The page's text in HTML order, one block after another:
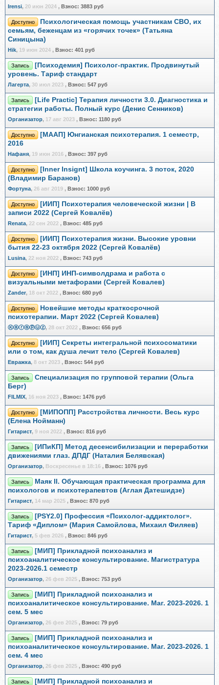
Irensi, 20 июн 2024 , Взнос: 3883 руб
Доступно
Психологическая помощь участникам СВО, их
семьям, беженцам из «горячих точек» (Татьяна
Синицына)
Hik, 19 июн 2024 , Взнос: 401 руб
Запись
[Психодемия] Психолог-практик. Продвинутый
уровень. Тариф стандарт
Лагерта, 30 июл 2023 , Взнос: 547 руб
Запись
[Life Practic] Терапия личности 3.0. Диагностика и
стратегии работы. Полный курс (Денис Сенников)
Организатор, 17 авг 2023 , Взнос: 1180 руб
Доступно
[МААП] Юнгианская психотерапия. 1 семестр,
2016
Нафаня, 19 июн 2016 , Взнос: 397 руб
Доступно
[Inner Insignt] Школа коучинга. 3 поток, 2020
(Владимир Баранов)
Фортуна, 26 авг 2019 , Взнос: 1000 руб
Доступно
[ИИП] Психотерапия человеческой жизни | В
записи 2022 (Сергей Ковалёв)
Renata, 22 сен 2022 , Взнос: 485 руб
Доступно
[ИИП] Психотерапия жизни. Высокие уровни
бытия 22-23 октября 2022 (Сергей Ковалёв)
Lusina, 22 ноя 2022 , Взнос: 743 руб
Доступно
[ИНП] ИНП-символдрама и работа с
визуальными метафорами (Сергей Ковалев)
Zander, 18 окт 2022 , Взнос: 680 руб
Доступно
Новейшие методы краткосрочной
психотерапии. Март 2022 (Сергей Ковалев)
Ⓚⓐⓡⓐⓟⓤⓩ, 28 окт 2022 , Взнос: 656 руб
Доступно
[ИИП] Секреты интегральной психосоматики
или о том, как душа лечит тело (Сергей Ковалев)
Евражкa, 8 окт 2023 , Взнос: 544 руб
Запись
Специализация по групповой терапии (Ольга
Берг)
FILMIX, 16 ноя 2023 , Взнос: 1476 руб
Доступно
[МИПОПП] Расстройства личности. Весь курс
(Елена Нойманн)
Гитарист, 9 ноя 2022 , Взнос: 816 руб
Запись
[ИПиКП] Метод десенсибилизации и переработки
движениями глаз. ДПДГ (Наталия Белявская)
Организатор, Воскресенье в 18:16 , Взнос: 1076 руб
Запись
Маяк II. Обучающая практическая программа для
психологов и психотерапевтов (Аглая Датешидзе)
Гитарист, 14 мар 2025 , Взнос: 870 руб
Запись
[PSY2.0] Профессия «Психолог-аддиктолог».
Тариф «Диплом» (Мария Самойлова, Михаил Филяев)
Гитарист, 5 фев 2026 , Взнос: 846 руб
Запись
[МИП] Прикладной психоанализ и
психоаналитическое консультирование. Магистратура
2023-2026.1 семестр
Организатор, 26 фев 2025 , Взнос: 753 руб
Запись
[МИП] Прикладной психоанализ и
психоаналитическое консультирование. Маг. 2023-2026. 1
сем. 5 мес
Организатор, 26 фев 2025 , Взнос: 79 руб
Запись
[МИП] Прикладной психоанализ и
психоаналитическое консультирование. Маг. 2023-2026. 1
сем. 4 мес
Организатор, 26 фев 2025 , Взнос: 490 руб
Запись [МИП] Прикладной психоанализ и